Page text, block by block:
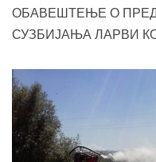
ОБАВЕШТЕЊЕ О
СУЗБИЈАЊА ЛАРВИ